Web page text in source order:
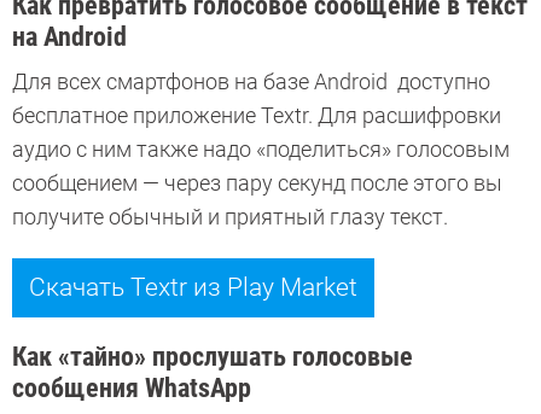
на Android
Для всех смартфонов на базе Android доступно
бесплатное приложение Textr. Для расшифровки
аудио с ним также надо «поделиться» голосовым
сообщением — через пару секунд после этого вы
получите обычный и приятный глазу текст.
Скачать Textr из Play Market
Как «тайно» прослушать голосовые
сообщения WhatsApp